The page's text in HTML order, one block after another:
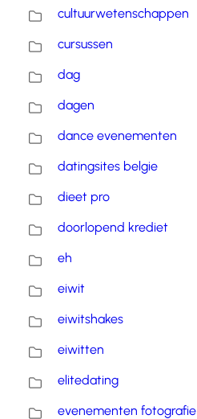
cultuurwetenschappen
cursussen
dag
dagen
dance evenementen
datingsites belgie
dieet pro
doorlopend krediet
eh
eiwit
eiwitshakes
eiwitten
elitedating
evenementen fotografie